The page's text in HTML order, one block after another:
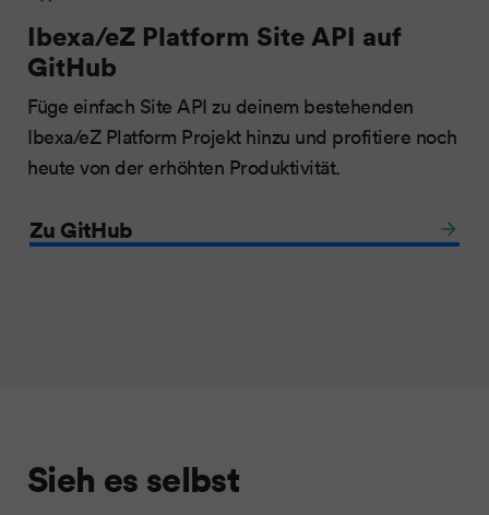
Ibexa/eZ Platform Site API auf
GitHub
Füge einfach Site API zu deinem bestehenden
Ibexa/eZ Platform Projekt hinzu und profitiere noch
heute von der erhöhten Produktivität.
Zu GitHub
Sieh es selbst